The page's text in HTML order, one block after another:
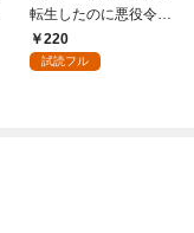
転生したのに悪役令嬢
の弟（攻略対象外）に
執着えっちされるんで
220
試読フル